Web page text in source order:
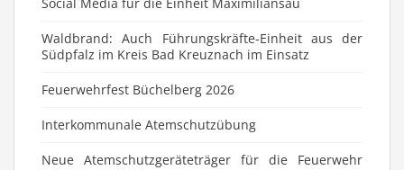
Waldbrand: Auch Führungskräfte-Einheit aus der
Südpfalz im Kreis Bad Kreuznach im Einsatz
Feuerwehrfest Büchelberg 2026
⁠Interkommunale Atemschutzübung
Neue Atemschutzgeräteträger für die Feuerwehr